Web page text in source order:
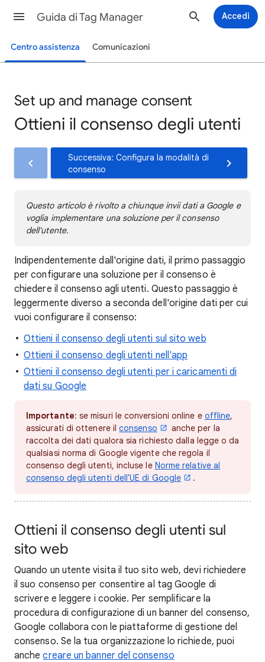
Guida di Tag Manager Accedi
Centro assistenza Comunicazioni
Set up and manage consent
Ottieni il consenso degli utenti
Successiva: Configura la modalità di
consenso
Questo articolo è rivolto a chiunque invii dati a Google e
voglia implementare una soluzione per il consenso
dell'utente.
Indipendentemente dall'origine dati, il primo passaggio
per configurare una soluzione per il consenso è
chiedere il consenso agli utenti. Questo passaggio è
leggermente diverso a seconda dell'origine dati per cui
vuoi configurare il consenso:
Ottieni il consenso degli utenti sul sito web
Ottieni il consenso degli utenti nell'app
Ottieni il consenso degli utenti per i caricamenti di
dati su Google
Importante: se misuri le conversioni online e offline,
assicurati di ottenere ilconsenso
anche per la
raccolta dei dati qualora sia richiesto dalla legge o da
qualsiasi norma di Google vigente che regola il
consenso degli utenti, incluse le Norme relative al
consenso degli utenti dell'UE di Google
.
Ottieni il consenso degli utenti sul
sito web
Quando un utente visita il tuo sito web, devi richiedere
il suo consenso per consentire al tag Google di
scrivere e leggere i cookie. Per semplificare la
procedura di configurazione di un banner del consenso,
Google collabora con le piattaforme di gestione del
consenso. Se la tua organizzazione lo richiede, puoi
anchecreare un banner del consenso